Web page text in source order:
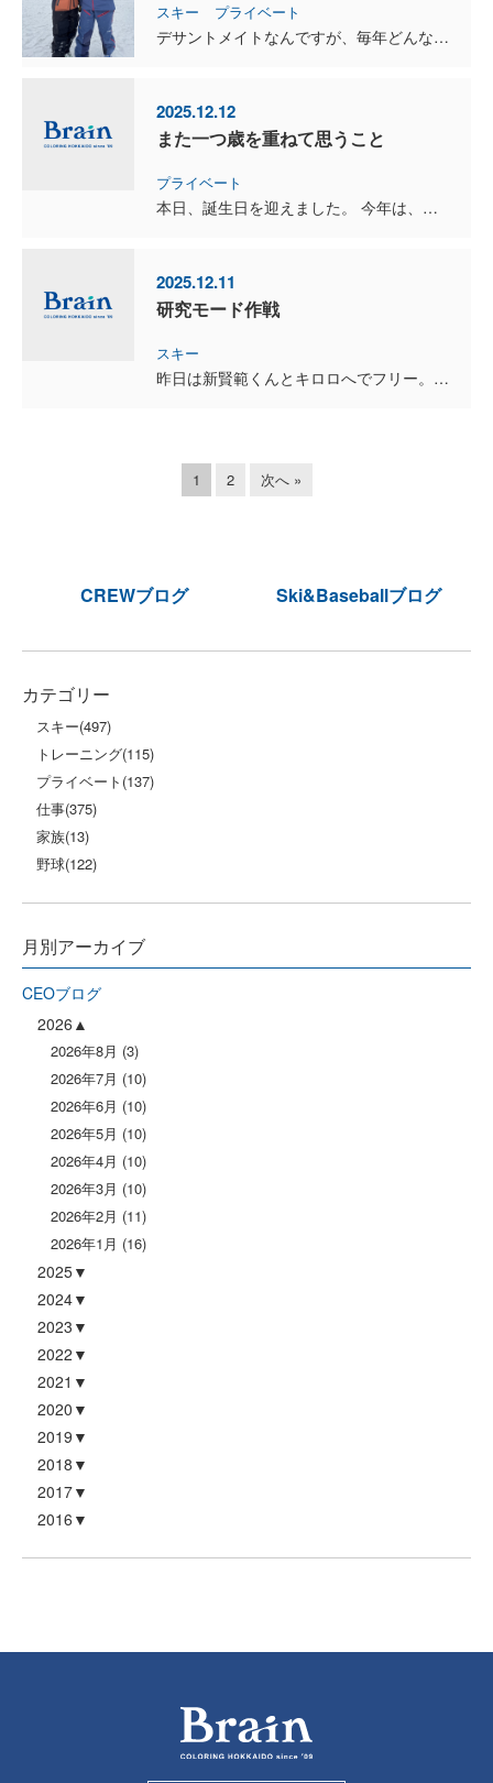
スキー プライベート
デサントメイトなんですが、毎年どんなウェアが届くのかとても楽しみです。そんな中、今年の一着はデザインもカラーも、かなり好みでした。 ネイビーを基調に、赤のラインが効いたデザイン。雪の中に立つと、想像...
2025.12.12
また一つ歳を重ねて思うこと
プライベート
本日、誕生日を迎えました。 今年は、私にとって忘れることの出来ない一年になりました。 父を見送るという大きな出来事があり、改めて「命」や「家族」、そして「支え合うこと」の大切さを強く感じています。...
2025.12.11
研究モード作戦
スキー
昨日は新賢範くんとキロロへでフリー。 雪もかなり増えてバーンも良く、抜けるような空気と最高のコンディションでした。 余市第1Bコースを十数本フリー滑走したのですが、今回は賢範くんの後ろをずっとつい...
1 2 次へ »
CREWブログ Ski&Baseballブログ
カテゴリー
スキー(497)
トレーニング(115)
プライベート (137)
仕事(375)
家族(13)
野球(122)
月別アーカイブ
CEOブログ
2026
2026年8月 (3)
2026年7月 (10)
2026年6月 (10)
2026年5月 (10)
2026年4月 (10)
2026年3月 (10)
2026年2月 (11)
2026年1月 (16)
2025
2024
2023
2022
2021
2020
2019
2018
2017
2016